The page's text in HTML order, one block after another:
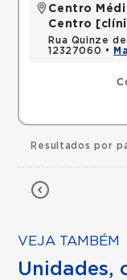
Centro
Centro
Rua Quinze
12327060 •
Resultados por
VEJA TAMBÉM
Unidades,